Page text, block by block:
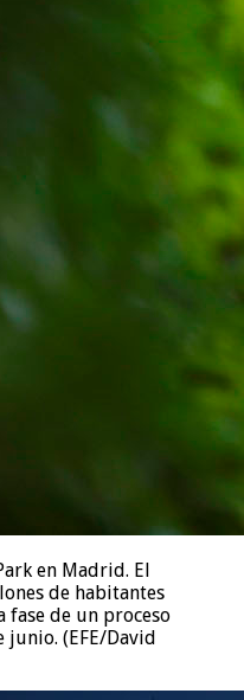
en Madrid. El
de habitantes
fase de un proceso
(EFE/David